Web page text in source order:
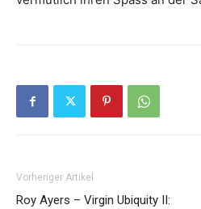
Vorheriger Artikel
Roy Ayers – Virgin Ubiquity II: